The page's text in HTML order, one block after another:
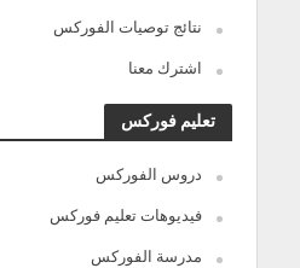
نتائج توصيات الفوركس
اشترك معنا
تعليم فوركس
دروس الفوركس
فيديوهات تعليم فوركس
مدرسة الفوركس